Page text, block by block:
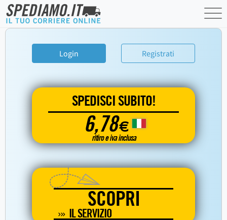
Login Registrati
SPEDISCI SUBITO!
6,78€
ritiro e iva inclusa
SCOPRI
IL SERVIZIO